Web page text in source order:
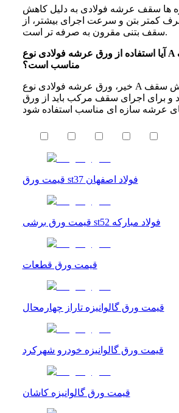
ها سقف عرشه فولادی به دلیل کاهش
کمتر بتن و سرعت اجرای بیشتر، از
سقف بتنی مقرون به صرفه تر است.
آیا استفاده از ورق عرشه فولادی نوع A برای اجرای سقف
مناسب است؟
خیر، ورق عرشه فولادی نوع A معمولا برای پوشش سقف
و برای اجرای سقف مرکب باید از ورق
قیمت ورق st37 فولاد اصفهان
قیمت ورق برشی st52 فولاد مبارکه
قیمت ورق قطعات
قیمت ورق گالوانیزه تاراز چهارمحال
قیمت ورق گالوانیزه خودرو شهرکرد
قیمت ورق گالوانیزه کاشان